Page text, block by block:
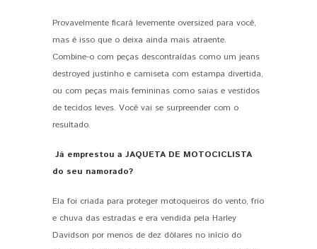
Provavelmente ficará levemente oversized para você,
mas é isso que o deixa ainda mais atraente.
Combine-o com peças descontraídas como um jeans
destroyed justinho e camiseta com estampa divertida,
ou com peças mais femininas como saias e vestidos
de tecidos leves. Você vai se surpreender com o
resultado.
Já emprestou a JAQUETA DE MOTOCICLISTA
do seu namorado?
Ela foi criada para proteger motoqueiros do vento, frio
e chuva das estradas e era vendida pela Harley
Davidson por menos de dez dólares no início do